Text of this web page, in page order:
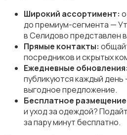
Стиральные машины
Утюги и уход за одеждой
Широкий ассортимент:
до премиум-сегмента —
в Селидово представлен
Прямые контакты:
посредников и скрытых
Ежедневные обновления:
публикуются каждый день
выгодное предложение.
Бесплатное
и уход за одеждой?
за пару минут бесплатно.